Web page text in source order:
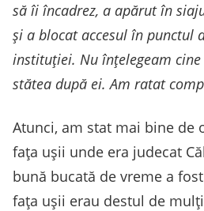
să îi încadrez, a apărut în
și a blocat accesul în punctul
instituției. Nu înțelegeam cine
stătea după ei. Am ratat
Atunci, am stat mai bine de
fața ușii unde era judecat
bună bucată de vreme a
fața ușii erau destul de